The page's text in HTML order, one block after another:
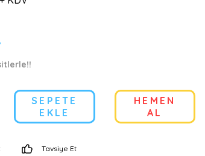
SEPETE
EKLE
HEMEN
AL
Tavsiye Et